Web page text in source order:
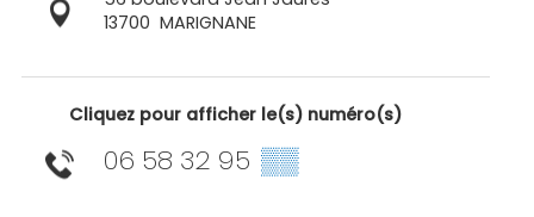
13700 MARIGNANE
Cliquez pour afficher le(s) numéro(s)
06 58 32 95 ▒▒